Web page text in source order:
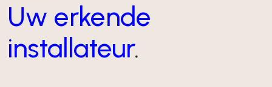
Uw erkende
installateur.